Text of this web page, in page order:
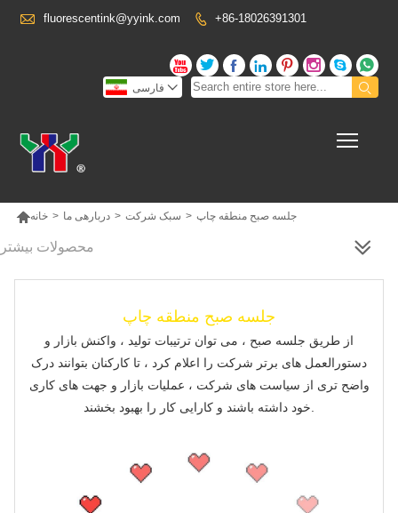
 fluorescentink@yyink.com  +86-18026391301
      


فارسی 
خانه > دربارهی ما > سبک شرکت > جلسه صبح منطقه چاپ
محصولات بیشتر
جلسه صبح منطقه چاپ
از طریق جلسه صبح ، می توان ترتیبات تولید ، واکنش بازار و
دستورالعمل های برتر شرکت را اعلام کرد ، تا کارکنان بتوانند درک
واضح تری از سیاست های شرکت ، عملیات بازار و جهت های کاری
خود داشته باشند و کارایی کار را بهبود بخشند.